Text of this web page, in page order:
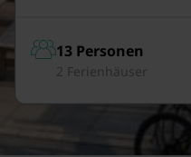
13 Personen
2 Ferienhäuser